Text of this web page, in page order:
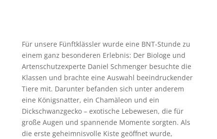
Für unsere Fünftklässler wurde eine BNT-Stunde zu
einem ganz besonderen Erlebnis: Der Biologe und
Artenschutzexperte Daniel Schmenger besuchte die
Klassen und brachte eine Auswahl beeindruckender
Tiere mit. Darunter befanden sich unter anderem
eine Königsnatter, ein Chamäleon und ein
Dickschwanzgecko – exotische Lebewesen, die für
große Augen und spannende Momente sorgten. Als
die erste geheimnisvolle Kiste geöffnet wurde,